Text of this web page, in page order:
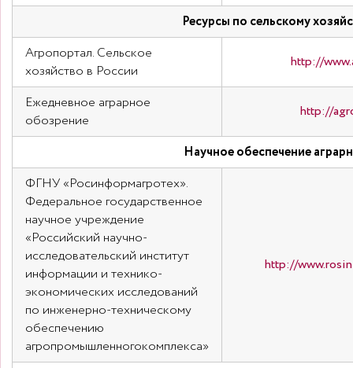
Ресурсы по сельскому
Агропортал. Сельское
хозяйство в России
http://
Ежедневное аграрное
обозрение
http://
Научное обеспечение
ФГНУ «Росинформагротех».
Федеральное государственное
научное учреждение
«Российский научно-
исследовательский институт
информации и технико-
экономических исследований
по инженерно-техническому
обеспечению
агропромышленногокомплекса»
http://